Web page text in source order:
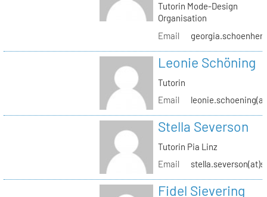
Tutorin Mode-Design
Organisation
Email
Leonie Schöning
Tutorin
Email
Stella Severson
Tutorin Pia Linz
Email
Fidel Sievering